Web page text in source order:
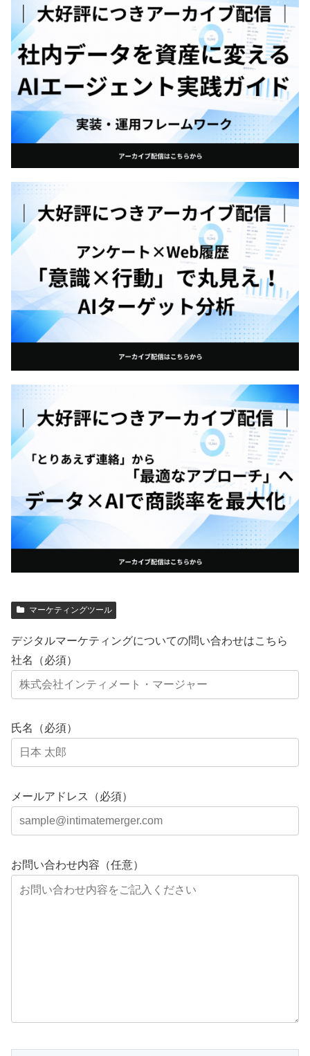
マーケティングツール
デジタルマーケティングについての問い合わせはこちら
社名（必須）
氏名（必須）
メールアドレス（必須）
お問い合わせ内容（任意）